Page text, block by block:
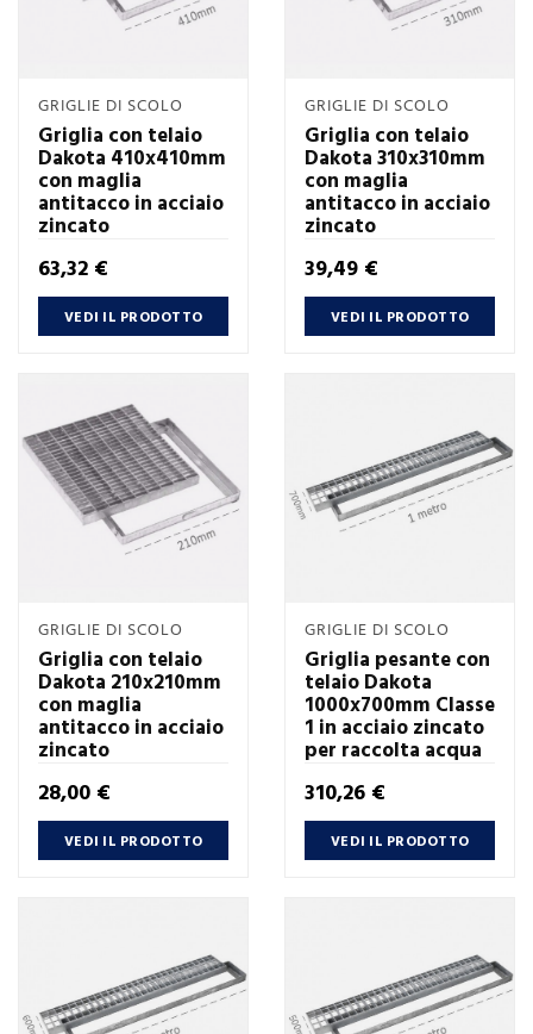
GRIGLIE DI SCOLO
Griglia con telaio
Dakota 410x410mm
con maglia
antitacco in acciaio
zincato
Prezzo
63,32 €
VEDI IL PRODOTTO
GRIGLIE DI SCOLO
Griglia con telaio
Dakota 310x310mm
con maglia
antitacco in acciaio
zincato
Prezzo
39,49 €
VEDI IL PRODOTTO
GRIGLIE DI SCOLO
Griglia con telaio
Dakota 210x210mm
con maglia
antitacco in acciaio
zincato
Prezzo
28,00 €
VEDI IL PRODOTTO
GRIGLIE DI SCOLO
Griglia pesante con
telaio Dakota
1000x700mm Classe
1 in acciaio zincato
per raccolta acqua
Prezzo
310,26 €
VEDI IL PRODOTTO